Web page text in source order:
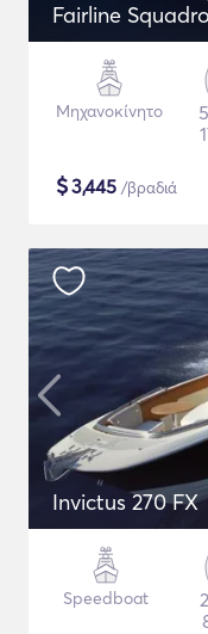
Fairline
Μηχανοκίνητο
$3,445 /βραδιά
Invictus 270 FX
Speedboat